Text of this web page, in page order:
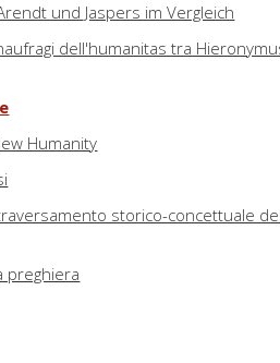
und Jaspers im Vergleich
dell'humanitas tra
Humanity
storico-concettuale
preghiera